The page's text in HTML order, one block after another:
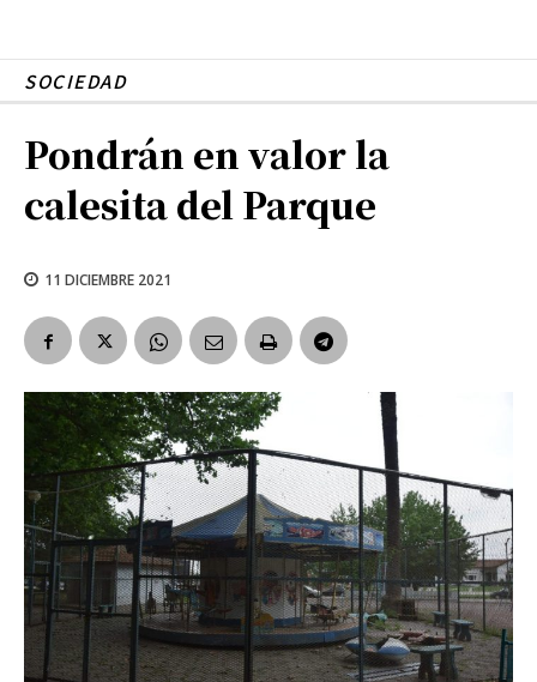
SOCIEDAD
Pondrán en valor la
calesita del Parque
11 DICIEMBRE 2021